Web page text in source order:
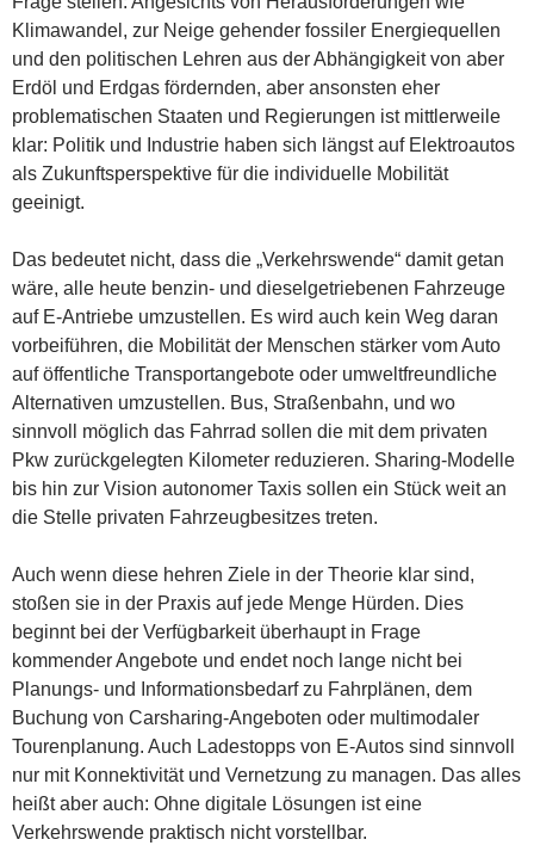
Klimawandel, zur Neige gehender fossiler Energiequellen
und den politischen Lehren aus der Abhängigkeit von aber
Erdöl und Erdgas fördernden, aber ansonsten eher
problematischen Staaten und Regierungen ist mittlerweile
klar: Politik und Industrie haben sich längst auf Elektroautos
als Zukunftsperspektive für die individuelle Mobilität
geeinigt.
Das bedeutet nicht, dass die „Verkehrswende“ damit getan
wäre, alle heute benzin- und dieselgetriebenen Fahrzeuge
auf E-Antriebe umzustellen. Es wird auch kein Weg daran
vorbeiführen, die Mobilität der Menschen stärker vom Auto
auf öffentliche Transportangebote oder umweltfreundliche
Alternativen umzustellen. Bus, Straßenbahn, und wo
sinnvoll möglich das Fahrrad sollen die mit dem privaten
Pkw zurückgelegten Kilometer reduzieren. Sharing-Modelle
bis hin zur Vision autonomer Taxis sollen ein Stück weit an
die Stelle privaten Fahrzeugbesitzes treten.
Auch wenn diese hehren Ziele in der Theorie klar sind,
stoßen sie in der Praxis auf jede Menge Hürden. Dies
beginnt bei der Verfügbarkeit überhaupt in Frage
kommender Angebote und endet noch lange nicht bei
Planungs- und Informationsbedarf zu Fahrplänen, dem
Buchung von Carsharing-Angeboten oder multimodaler
Tourenplanung. Auch Ladestopps von E-Autos sind sinnvoll
nur mit Konnektivität und Vernetzung zu managen. Das alles
heißt aber auch: Ohne digitale Lösungen ist eine
Verkehrswende praktisch nicht vorstellbar.